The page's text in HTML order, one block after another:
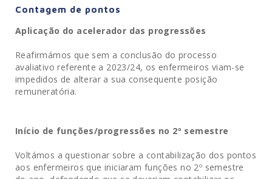
Contagem de pontos
Aplicação do acelerador das progressões
Reafirmámos que sem a conclusão do processo
avaliativo referente a 2023/24, os enfermeiros viam-se
impedidos de alterar a sua consequente posição
remuneratória.
Início de funções/progressões no 2º semestre
Voltámos a questionar sobre a contabilização dos pontos
aos enfermeiros que iniciaram funções no 2º semestre